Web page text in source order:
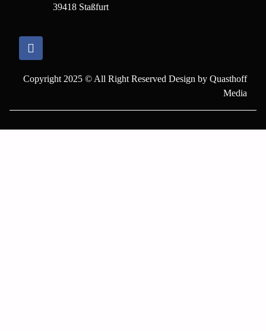
39418 Staßfurt
Copyright 2025 © All Right Reserved Design by Quasthoff
Media